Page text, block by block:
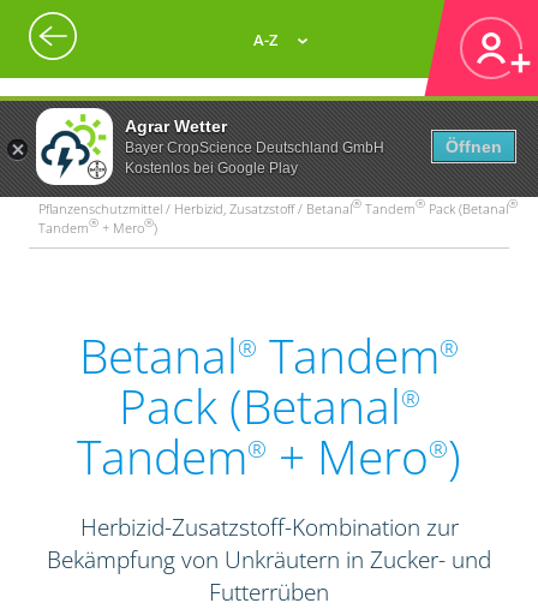
Agrar Wetter
Bayer CropScience Deutschland GmbH
Kostenlos bei Google Play
Öffnen
A-Z
Pflanzenschutzmittel / Herbizid, Zusatzstoff / Betanal® Tandem® Pack (Betanal®
Tandem® + Mero®)
Betanal® Tandem®
Pack (Betanal®
Tandem® + Mero®)
Herbizid-Zusatzstoff-Kombination zur
Bekämpfung von Unkräutern in Zucker- und
Futterrüben